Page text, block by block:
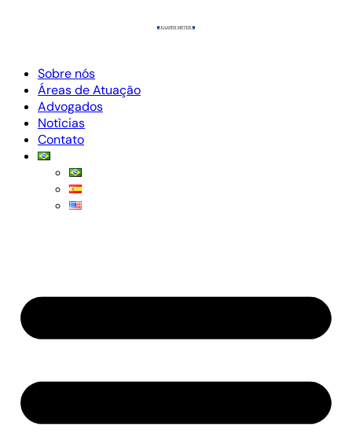
Sobre nós
Áreas de Atuação
Advogados
Notìcias
Contato